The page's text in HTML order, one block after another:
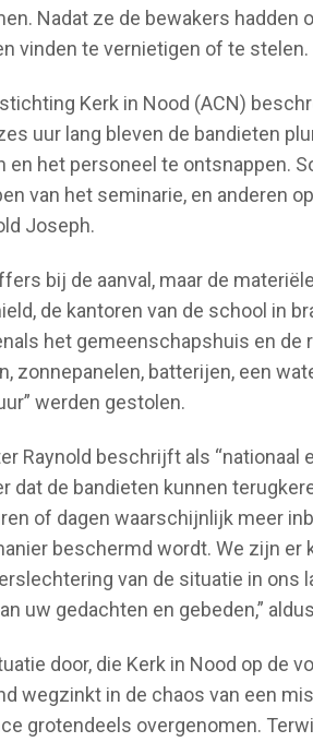
Nadat ze de bewakers hadden
vinden te vernietigen of te stelen.
Kerk in Nood (ACN)
uur lang bleven de bandieten
en het personeel te ontsnappen.
van het seminarie, en anderen
Joseph.
bij de aanval, maar de
de kantoren van de school in
het gemeenschapshuis en de
zonnepanelen, batterijen, een
werden gestolen.
Raynold beschrijft als “nationaal
dat de bandieten kunnen
of dagen waarschijnlijk meer
beschermd wordt. We zijn er
van de situatie in ons
uw gedachten en gebeden,”
door, die Kerk in Nood op de
wegzinkt in de chaos van een
grotendeels overgenomen.